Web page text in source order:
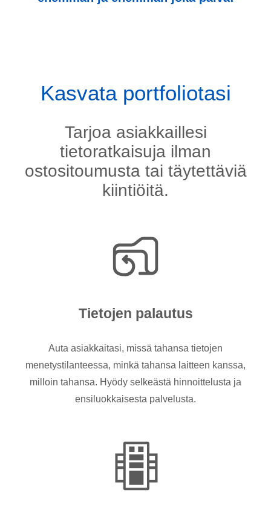
Kasvata portfoliotasi
Tarjoa asiakkaillesi
tietoratkaisuja ilman
ostositoumusta tai täytettäviä
kiintiöitä.
Tietojen palautus
Auta asiakkaitasi, missä tahansa tietojen
menetystilanteessa, minkä tahansa laitteen kanssa,
milloin tahansa. Hyödy selkeästä hinnoittelusta ja
ensiluokkaisesta palvelusta.